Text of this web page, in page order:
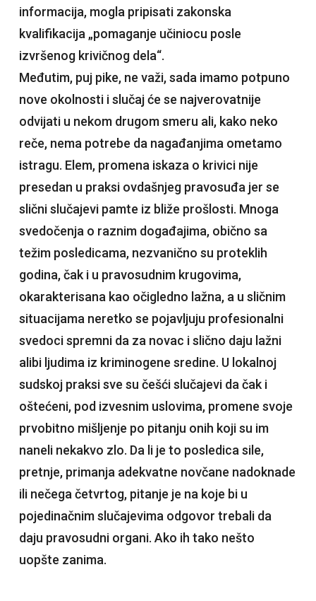
informacija, mogla pripisati zakonska
kvalifikacija „pomaganje učiniocu posle
izvršenog krivičnog dela“.
Međutim, puj pike, ne važi, sada imamo potpuno
nove okolnosti i slučaj će se najverovatnije
odvijati u nekom drugom smeru ali, kako neko
reče, nema potrebe da nagađanjima ometamo
istragu. Elem, promena iskaza o krivici nije
presedan u praksi ovdašnjeg pravosuđa jer se
slični slučajevi pamte iz bliže prošlosti. Mnoga
svedočenja o raznim događajima, obično sa
težim posledicama, nezvanično su proteklih
godina, čak i u pravosudnim krugovima,
okarakterisana kao očigledno lažna, a u sličnim
situacijama neretko se pojavljuju profesionalni
svedoci spremni da za novac i slično daju lažni
alibi ljudima iz kriminogene sredine. U lokalnoj
sudskoj praksi sve su češći slučajevi da čak i
oštećeni, pod izvesnim uslovima, promene svoje
prvobitno mišljenje po pitanju onih koji su im
naneli nekakvo zlo. Da li je to posledica sile,
pretnje, primanja adekvatne novčane nadoknade
ili nečega četvrtog, pitanje je na koje bi u
pojedinačnim slučajevima odgovor trebali da
daju pravosudni organi. Ako ih tako nešto
uopšte zanima.